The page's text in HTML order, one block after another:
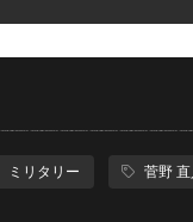
ミリタリー 菅野 直